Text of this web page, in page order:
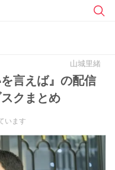
山城里緒
言えば』の配信
クまとめ
います